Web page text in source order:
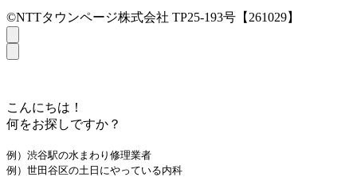
©NTTタウンページ株式会社 TP25-193号【261029】
こんにちは！
何をお探しですか？
例）渋谷駅の水まわり修理業者
例）世田谷区の土日にやっている内科